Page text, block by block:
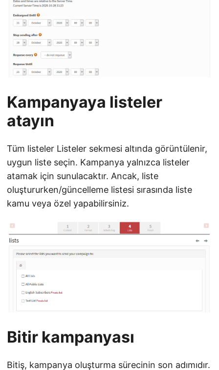
Kampanyaya listeler
atayın
Tüm listeler Listeler sekmesi altında görüntülenir,
uygun liste seçin. Kampanya yalnızca listeler
atamak için sunulacaktır. Ancak, liste
oluştururken/güncelleme listesi sırasında liste
kamu veya özel yapabilirsiniz.
Bitir kampanyası
Bitiş, kampanya oluşturma sürecinin son adımıdır.